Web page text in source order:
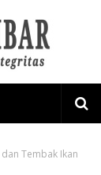
Tembak Ikan